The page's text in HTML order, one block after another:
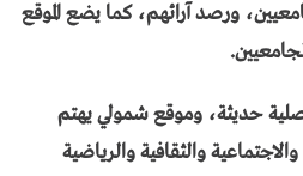
ورصد آرائهم، كما يضع الموقع
حديثة، وموقع شمولي يهتم
والثقافية والرياضية